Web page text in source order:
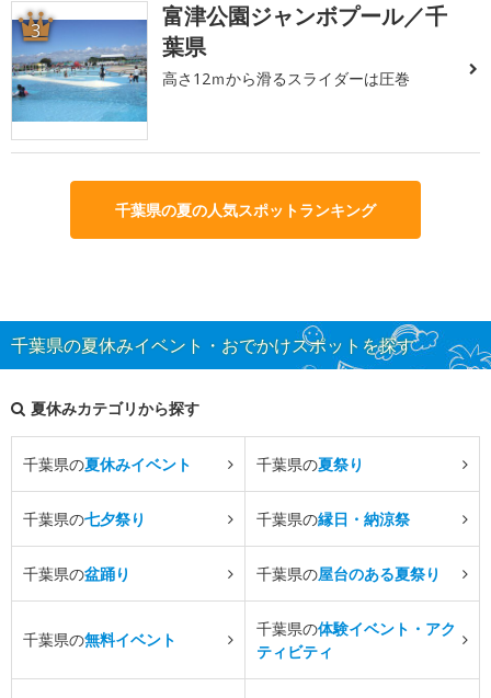
3
富津公園ジャンボプール／千
葉県
高さ12ｍから滑るスライダーは圧巻
千葉県の夏の人気スポットランキング
千葉県の夏休みイベント・おでかけスポットを探す
夏休みカテゴリから探す
千葉県の夏休みイベント 千葉県の夏祭り
千葉県の七夕祭り 千葉県の縁日・納涼祭
千葉県の盆踊り 千葉県の屋台のある夏祭り
千葉県の無料イベント
千葉県の体験イベント・アク
ティビティ